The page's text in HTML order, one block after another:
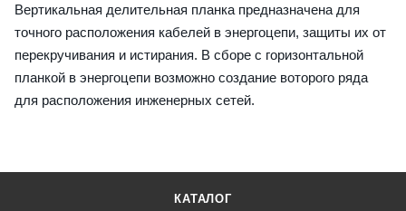
Вертикальная делительная планка предназначена для
точного расположения кабелей в энергоцепи, защиты их от
перекручивания и истирания. В сборе с горизонтальной
планкой в энергоцепи возможно создание воторого ряда
для расположения инженерных сетей.
КАТАЛОГ